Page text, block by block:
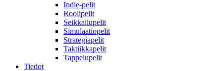
Indie-pelit
Roolipelit
Seikkailupelit
Simulaatiopelit
Strategiapelit
Taktiikkapelit
Tappelupelit
Tiedot